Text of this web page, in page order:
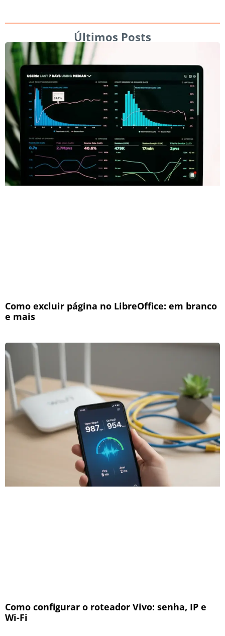
Últimos Posts
Como excluir página no LibreOffice: em branco
e mais
Como configurar o roteador Vivo: senha, IP e
Wi-Fi